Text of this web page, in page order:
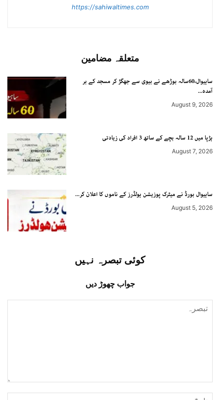
https://sahiwaltimes.com
متعلقہ مضامین
ساہیوال،60سالہ بوڑھے نے بیوی سے جھگڑ کر مسجد کے بر
آمدہ...
August 9, 2026
ہڑپا میں 12 سالہ بچے کے ساتھ 3 افراد کی زیادتی
August 7, 2026
ساہیوال بورڈ نے میٹرک پوزیشن ہولڈرز کے ناموں کا اعلان کر...
August 5, 2026
کوئی تبصرہ نہیں
جواب چھوڑ دیں